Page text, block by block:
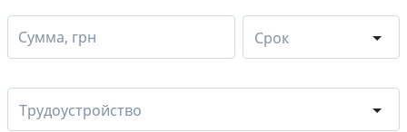
Сумма, грн Срок
Трудоустройство